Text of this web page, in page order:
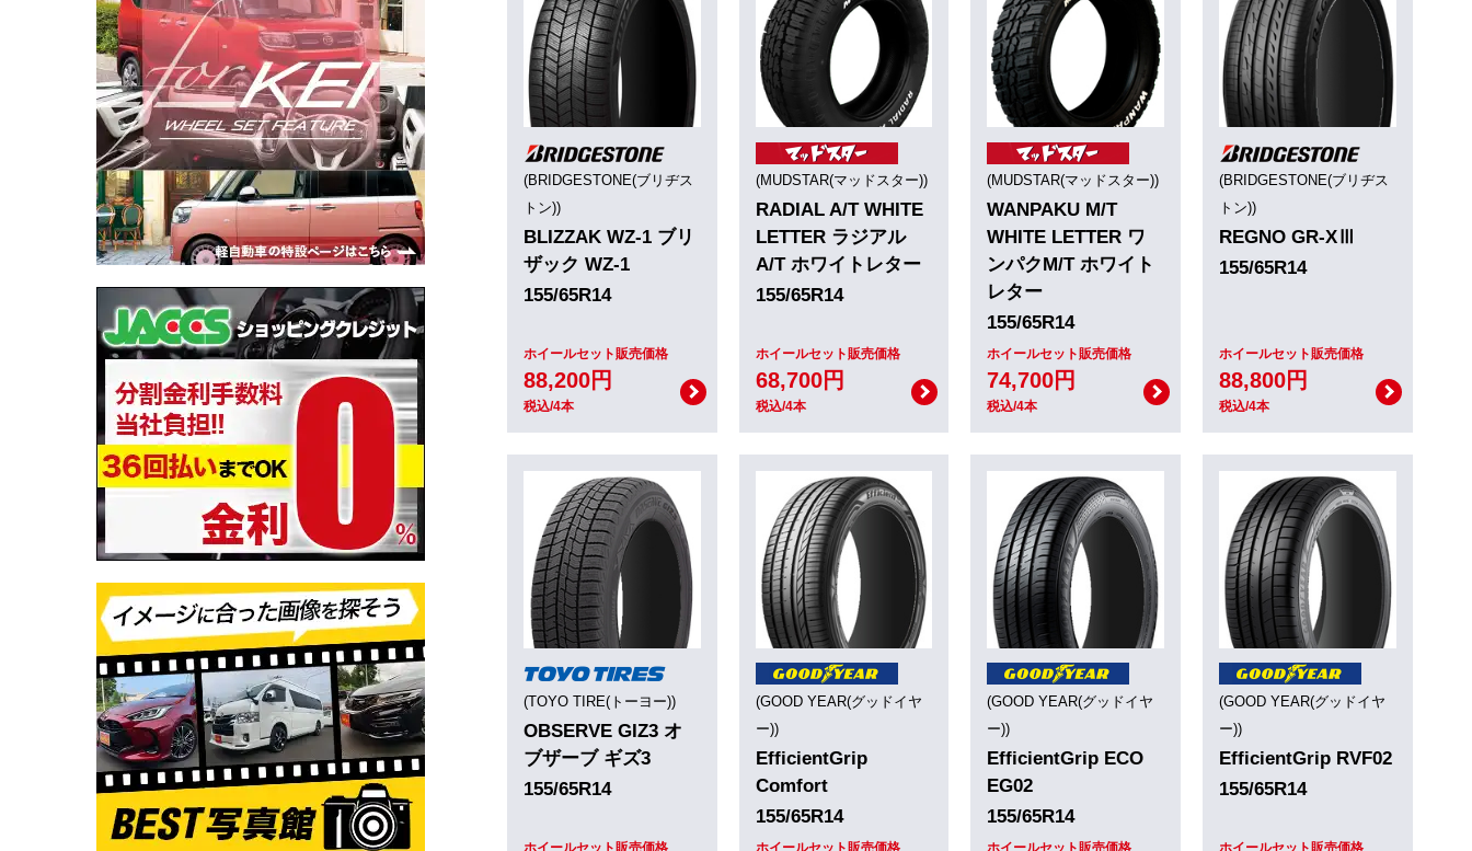
(BRIDGESTONE(ブリヂス
トン))
BLIZZAK WZ-1 ブリ
ザック WZ-1
155/65R14
ホイールセット販売価格
88,200円
税込/4本
(MUDSTAR(マッドスター))
RADIAL A/T WHITE
LETTER ラジアル
A/T ホワイトレター
155/65R14
ホイールセット販売価格
68,700円
税込/4本
(MUDSTAR(マッドスター))
WANPAKU M/T
WHITE LETTER ワ
ンパクM/T ホワイト
レター
155/65R14
ホイールセット販売価格
74,700円
税込/4本
(BRIDGESTONE(ブリヂス
トン))
REGNO GR-XⅢ
155/65R14
ホイールセット販売価格
88,800円
税込/4本
(TOYO TIRE(トーヨー))
OBSERVE GIZ3 オ
ブザーブ ギズ3
155/65R14
ホイールセット販売価格
(GOOD YEAR(グッドイヤ
ー))
EfficientGrip
Comfort
155/65R14
ホイールセット販売価格
(GOOD YEAR(グッドイヤ
ー))
EfficientGrip ECO
EG02
155/65R14
ホイールセット販売価格
(GOOD YEAR(グッドイヤ
ー))
EfficientGrip RVF02
155/65R14
ホイールセット販売価格